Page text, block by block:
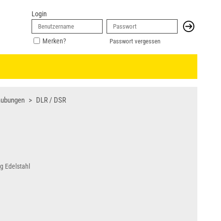
Login
Merken? Passwort vergessen
DLR / DSR
Edelstahl